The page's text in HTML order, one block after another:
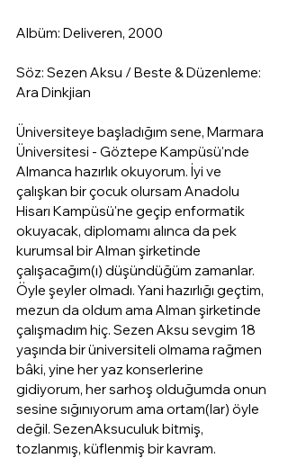
Albüm: Deliveren, 2000
Söz: Sezen Aksu / Beste & Düzenleme:
Ara Dinkjian
Üniversiteye başladığım sene, Marmara
Üniversitesi - Göztepe Kampüsü'nde
Almanca hazırlık okuyorum. İyi ve
çalışkan bir çocuk olursam Anadolu
Hisarı Kampüsü'ne geçip enformatik
okuyacak, diplomamı alınca da pek
kurumsal bir Alman şirketinde
çalışacağım(ı) düşündüğüm zamanlar.
Öyle şeyler olmadı. Yani hazırlığı geçtim,
mezun da oldum ama Alman şirketinde
çalışmadım hiç. Sezen Aksu sevgim 18
yaşında bir üniversiteli olmama rağmen
bâki, yine her yaz konserlerine
gidiyorum, her sarhoş olduğumda onun
sesine sığınıyorum ama ortam(lar) öyle
değil. SezenAksuculuk bitmiş,
tozlanmış, küflenmiş bir kavram.